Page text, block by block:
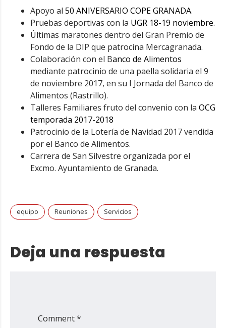
Apoyo al 50 ANIVERSARIO COPE GRANADA.
Pruebas deportivas con la UGR 18-19 noviembre.
Últimas maratones dentro del Gran Premio de
Fondo de la DIP que patrocina Mercagranada.
Colaboración con el Banco de Alimentos
mediante patrocinio de una paella solidaria el 9
de noviembre 2017, en su I Jornada del Banco de
Alimentos (Rastrillo).
Talleres Familiares fruto del convenio con la OCG
temporada 2017-2018
Patrocinio de la Lotería de Navidad 2017 vendida
por el Banco de Alimentos.
Carrera de San Silvestre organizada por el
Excmo. Ayuntamiento de Granada.
equipo Reuniones Servicios
Deja una respuesta
Comment *